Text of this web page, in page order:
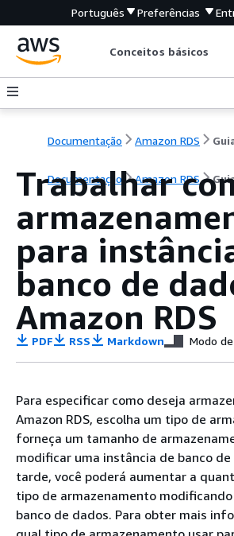
Português Preferências
Conceitos básicos
Documentação Amazon RDS
Documentação Amazon RDS
Trabalhar
para
banco de
Amazon RDS
PDF RSS Markdown Modo
Para especificar como deseja
Amazon RDS, escolha um tipo de
forneça um tamanho de
modificar uma instância de banco de
tarde, você poderá aumentar a
tipo de armazenamento
banco de dados. Para obter mais